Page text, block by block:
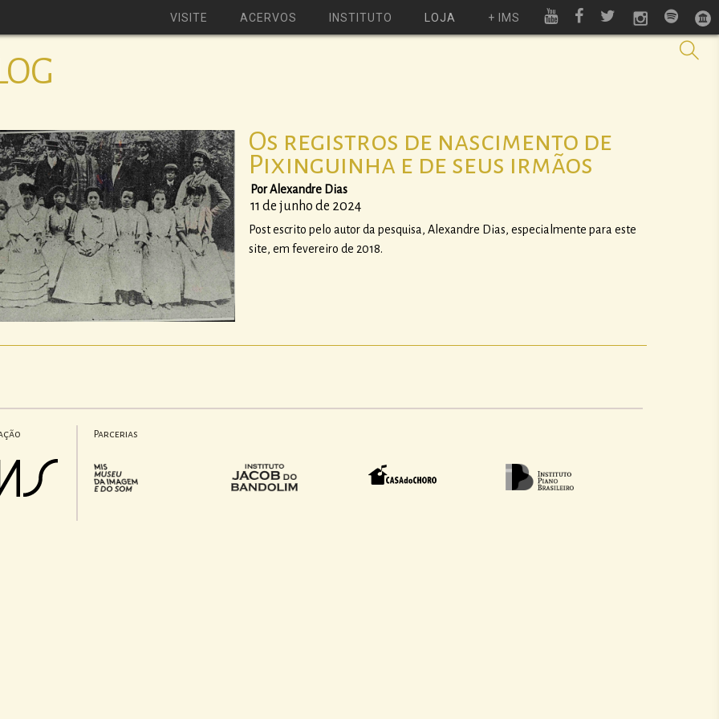
VISITE ACERVOS INSTITUTO LOJA + IMS
Os registros de nascimento de
Pixinguinha e de seus irmãos
Por Alexandre Dias
11 de junho de 2024
Post escrito pelo autor da pesquisa, Alexandre Dias, especialmente para este
site, em fevereiro de 2018.
Parcerias